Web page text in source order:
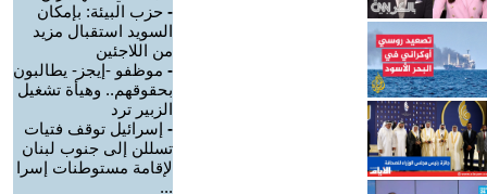
- حزب البيئة: بإمكان
السويد استقبال مزيد
من اللاجئين
- موظفو -إيجز- يطالبون
بحقوقهم.. وهيأة تشغيل
الزبير ترد
- إسرائيل توقف فتيات
تسللن إلى جنوب لبنان
لإقامة مستوطنات إسرا
...